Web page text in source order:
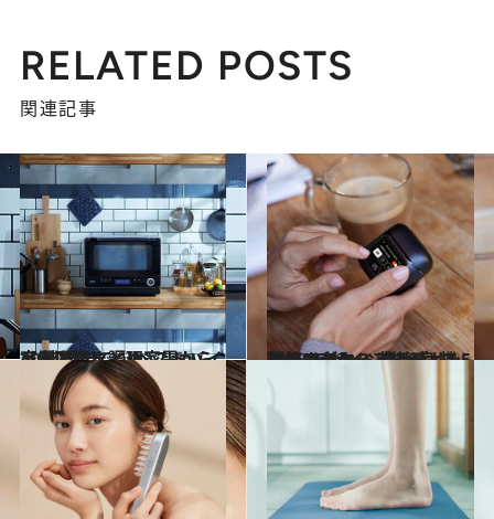
RELATED POSTS
関連記事
2026.1.17
【まとめ】調理家電からAV機器まで♪ ベストバイ家電図鑑まとめ
ライフスタイル 2023.3.28
イヤホンケースにディスプレイが！？ 装着感×機能性×デザイン性も良し 最新ワイヤレスイヤホン5選
ライフスタイル